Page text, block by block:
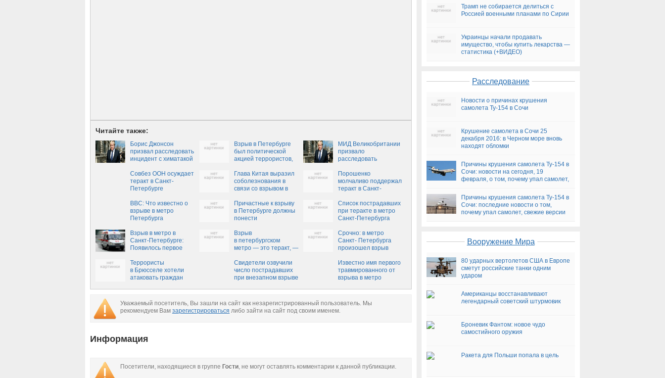
Читайте также:
Борис Джонсон
призвал расследовать
инцидент с химатакой
Взрыв в Петербурге
был политической
акцией террористов,
МИД Великобритании
призвало
расследовать
химатаке в Идлибе
Совбез ООН осуждает
теракт в Санкт-
Петербурге
Глава Китая выразил
соболезнования в
связи со взрывом в
Порошенко
молчаливо поддержал
теракт в Санкт-
BBC: Что известно о
взрыве в метро
Петербурга
Причастные к взрыву
в Петербурге должны
понести
генсек ООН
Список пострадавших
при теракте в метро
Санкт-Петербурга
Взрыв в метро в
Санкт-Петербурге:
Появилось первое
Взрыв
в петербургском
метро — это теракт, —
Срочно: в метро
Санкт- Петербурга
произошел взрыв
Террористы
в Брюсселе хотели
атаковать граждан
Свидетели озвучили
число пострадавших
при внезапном взрыве
Известно имя первого
травмированного от
взрыва в метро
достигло 7 человек
Уважаемый посетитель, Вы зашли на сайт как незарегистрированный пользователь. Мы
рекомендуем Вам зарегистрироваться либо зайти на сайт под своим именем.
Информация
Посетители, находящиеся в группе Гости, не могут оставлять комментарии к данной публикации.
Трамп не собирается делиться с
Россией военными планами по Сирии
Украинцы начали продавать
имущество, чтобы купить лекарства —
статистика (+ВИДЕО)
Расследование
Новости о причинах крушения
самолета Ту-154 в Сочи
Крушение самолета в Сочи 25
декабря 2016: в Черном море вновь
находят обломки
Причины крушения самолета Ту-154 в
Сочи: новости на сегодня, 19
февраля, о том, почему упал самолет,
Причины крушения самолета Ту-154 в
Сочи: последние новости о том,
почему упал самолет, свежие версии
Вооружение Мира
80 ударных вертолетов США в Европе
сметут российские танки одним
ударом
Американцы восстанавливают
легендарный советский штурмовик
Броневик Фантом: новое чудо
самостийного оружия
Ракета для Польши попала в цель